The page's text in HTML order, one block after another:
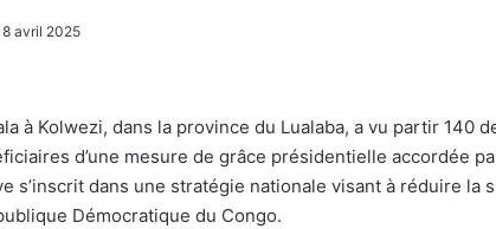
avril 2025
à Kolwezi, dans la province du Lualaba, a vu partir 140
d’une mesure de grâce présidentielle accordée
s’inscrit dans une stratégie nationale visant à réduire la
Démocratique du Congo.